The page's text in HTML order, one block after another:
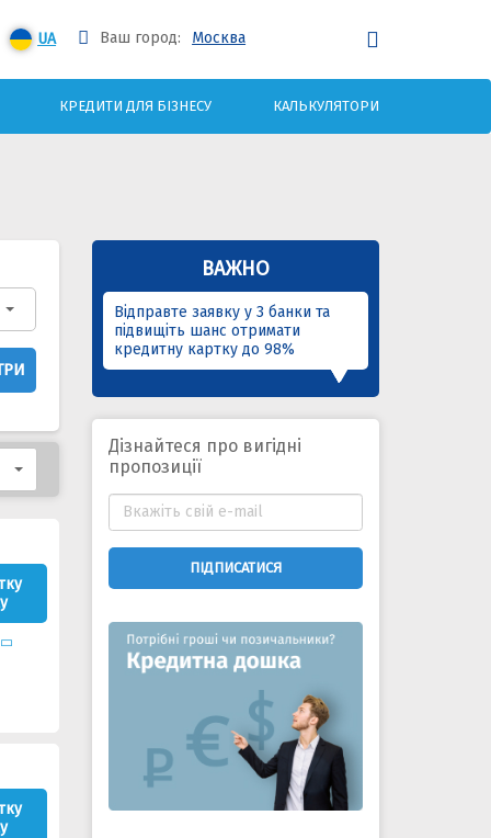
UA Ваш город: Москва
КРЕДИТИ ДЛЯ БІЗНЕСУ КАЛЬКУЛЯТОРИ
ВАЖНО
Відправте заявку у 3 банки та
підвищіть шанс отримати
кредитну картку до 98%
Дізнайтеся про вигідні
пропозиції
ПІДПИСАТИСЯ